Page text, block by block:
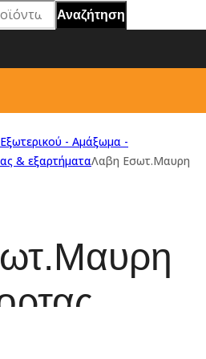
- Αμάξωμα -
& εξαρτήματαΛαβη Εσωτ.Μαυρη